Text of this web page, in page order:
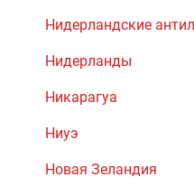
Нидерландские
Нидерланды
Никарагуа
Ниуэ
Новая Зеландия